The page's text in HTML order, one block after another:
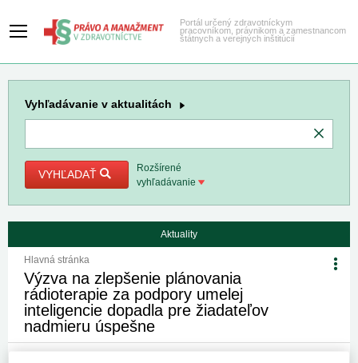
Portál určený zdravotníckym
pracovníkom, právnikom a zamestnancom
štátnych a verejných inštitúcií
Vyhľadávanie v aktualitách
VYHĽADAŤ
Rozšírené
vyhľadávanie
Aktuality
Hlavná stránka
Výzva na zlepšenie plánovania
rádioterapie za podpory umelej
inteligencie dopadla pre žiadateľov
nadmieru úspešne